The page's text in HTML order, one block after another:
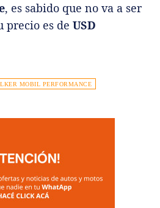
, es sabido que no va a ser
precio es de USD
MOBIL PERFORMANCE